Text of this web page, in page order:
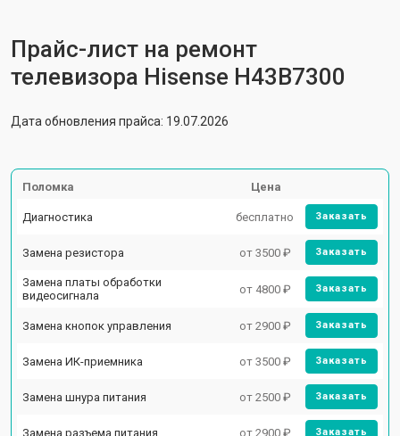
Прайс-лист на ремонт
телевизора Hisense H43B7300
Дата обновления прайса: 19.07.2026
Поломка Цена
Диагностика бесплатно Заказать
Замена резистора от 3500 ₽ Заказать
Замена платы обработки
видеосигнала
от 4800 ₽ Заказать
Замена кнопок управления от 2900 ₽ Заказать
Замена ИК-приемника от 3500 ₽ Заказать
Замена шнура питания от 2500 ₽ Заказать
Замена разъема питания от 2900 ₽ Заказать